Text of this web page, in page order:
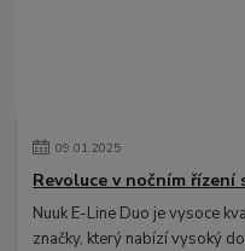
09.01.2025
Revoluce v nočním řízení
Nuuk E-Line Duo je vysoce
značky, který nabízí vysoký